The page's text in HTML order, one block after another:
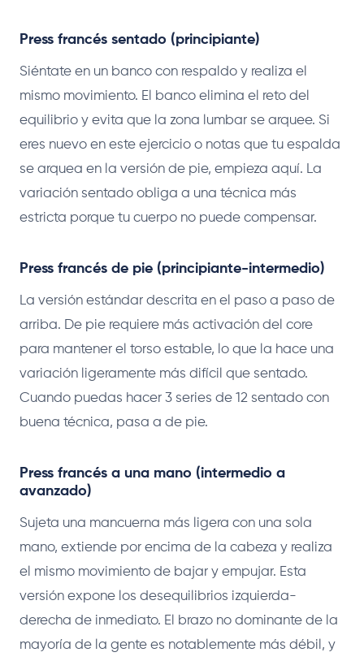
Press francés sentado (principiante)
Siéntate en un banco con respaldo y realiza el
mismo movimiento. El banco elimina el reto del
equilibrio y evita que la zona lumbar se arquee. Si
eres nuevo en este ejercicio o notas que tu espalda
se arquea en la versión de pie, empieza aquí. La
variación sentado obliga a una técnica más
estricta porque tu cuerpo no puede compensar.
Press francés de pie (principiante-intermedio)
La versión estándar descrita en el paso a paso de
arriba. De pie requiere más activación del core
para mantener el torso estable, lo que la hace una
variación ligeramente más difícil que sentado.
Cuando puedas hacer 3 series de 12 sentado con
buena técnica, pasa a de pie.
Press francés a una mano (intermedio a
avanzado)
Sujeta una mancuerna más ligera con una sola
mano, extiende por encima de la cabeza y realiza
el mismo movimiento de bajar y empujar. Esta
versión expone los desequilibrios izquierda-
derecha de inmediato. El brazo no dominante de la
mayoría de la gente es notablemente más débil, y